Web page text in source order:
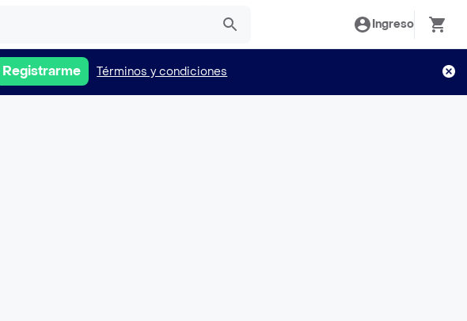
Ingreso
Registrarme Términos y condiciones